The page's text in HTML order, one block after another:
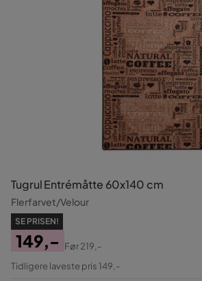
Tugrul Entrémåtte 60x140 cm
Flerfarvet/Velour
SE PRISEN!
Pris
149,-
Original
Før219,-
Tidligere laveste pris 149,-